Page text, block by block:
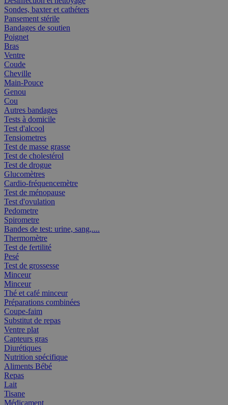
Sondes, baxter et cathéters
Pansement stérile
Bandages de soutien
Poignet
Bras
Ventre
Coude
Cheville
Main-Pouce
Genou
Cou
Autres bandages
Tests à domicile
Test d'alcool
Tensiometres
Test de masse grasse
Test de cholestérol
Test de drogue
Glucomètres
Cardio-fréquencemètre
Test de ménopause
Test d'ovulation
Pedometre
Spirometre
Bandes de test: urine, sang,....
Thermomètre
Test de fertilité
Pesé
Test de grossesse
Minceur
Minceur
Thé et café minceur
Préparations combinées
Coupe-faim
Substitut de repas
Ventre plat
Capteurs gras
Diurétiques
Nutrition spécifique
Aliments Bébé
Repas
Lait
Tisane
Médicament